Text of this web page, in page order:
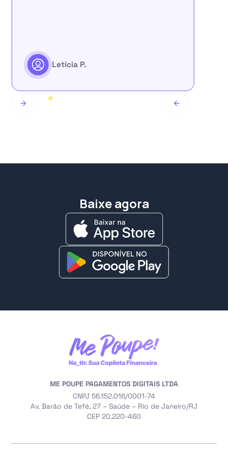
Letícia P.
Slide 1 of 6.
Baixe agora
ME POUPE PAGAMENTOS DIGITAIS LTDA
CNPJ 56.152.016/0001-74
Av. Barão de Tefé, 27 – Saúde – Rio de Janeiro/RJ
CEP 20.220-460